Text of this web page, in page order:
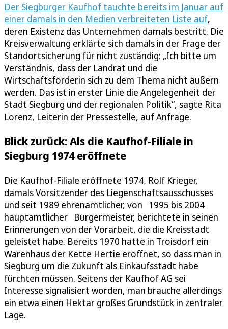
Der Siegburger Kaufhof tauchte bereits im Januar auf
einer damals in den Medien verbreiteten Liste auf,
deren Existenz das Unternehmen damals bestritt. Die
Kreisverwaltung erklärte sich damals in der Frage der
Standortsicherung für nicht zuständig: „Ich bitte um
Verständnis, dass der Landrat und die
Wirtschaftsförderin sich zu dem Thema nicht äußern
werden. Das ist in erster Linie die Angelegenheit der
Stadt Siegburg und der regionalen Politik“, sagte Rita
Lorenz, Leiterin der Pressestelle, auf Anfrage.
Blick zurück: Als die Kaufhof-Filiale in
Siegburg 1974 eröffnete
Die Kaufhof-Filiale eröffnete 1974. Rolf Krieger,
damals Vorsitzender des Liegenschaftsausschusses
und seit 1989 ehrenamtlicher, von 1995 bis 2004
hauptamtlicher Bürgermeister, berichtete in seinen
Erinnerungen von der Vorarbeit, die die Kreisstadt
geleistet habe. Bereits 1970 hatte in Troisdorf ein
Warenhaus der Kette Hertie eröffnet, so dass man in
Siegburg um die Zukunft als Einkaufsstadt habe
fürchten müssen. Seitens der Kaufhof AG sei
Interesse signalisiert worden, man brauche allerdings
ein etwa einen Hektar großes Grundstück in zentraler
Lage.